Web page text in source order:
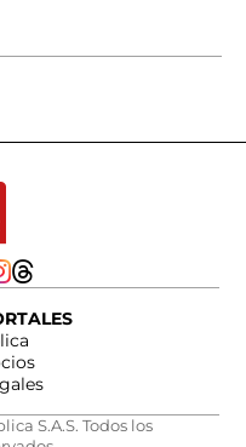
S.A.S. Todos los